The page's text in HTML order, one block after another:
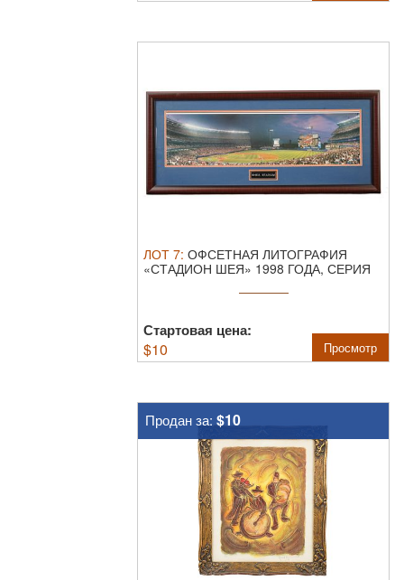
ЛОТ 7: ОФСЕТНАЯ ЛИТОГРАФИЯ
«СТАДИОН ШЕЯ» 1998 ГОДА, СЕРИЯ
Стартовая цена:
$10 Просмотр
Продан за: $10